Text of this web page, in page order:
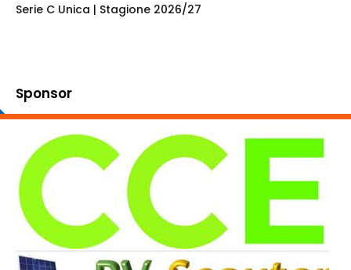
Serie C Unica | Stagione 2026/27
Sponsor